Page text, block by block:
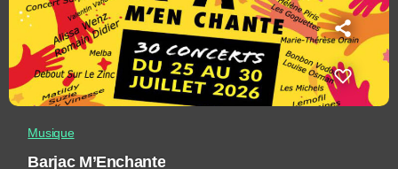
Musique
Barjac M’Enchante